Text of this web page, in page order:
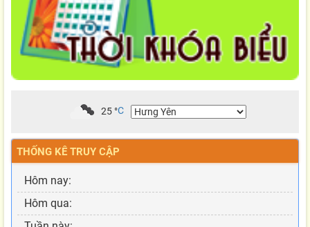
25°C
THỐNG KÊ TRUY CẬP
Hôm nay:
Hôm qua: